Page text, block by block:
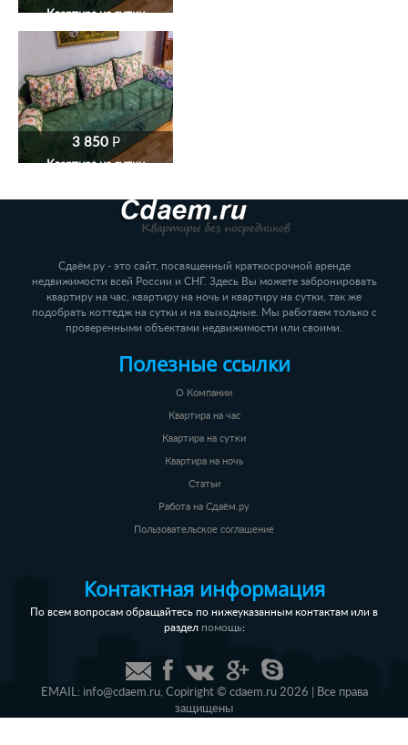
Квартира на сутки
3 850 P
Квартира на сутки
Сдаём.ру - это сайт, посвященный краткосрочной аренде
недвижимости всей России и СНГ. Здесь Вы можете забронировать
квартиру на час, квартиру на ночь и квартиру на сутки, так же
подобрать коттедж на сутки и на выходные. Мы работаем только с
проверенными объектами недвижимости или своими.
Полезные ссылки
О Компании
Квартира на час
Квартира на сутки
Квартира на ночь
Статьи
Работа на Сдаём.ру
Пользовательское соглашение
Контактная информация
По всем вопросам обращайтесь по нижеуказанным контактам или в
раздел помощь:
EMAIL: info@cdaem.ru, Copiright © cdaem.ru 2026 | Все права
защищены